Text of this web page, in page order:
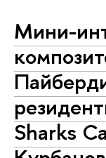
Мини-
Sharks